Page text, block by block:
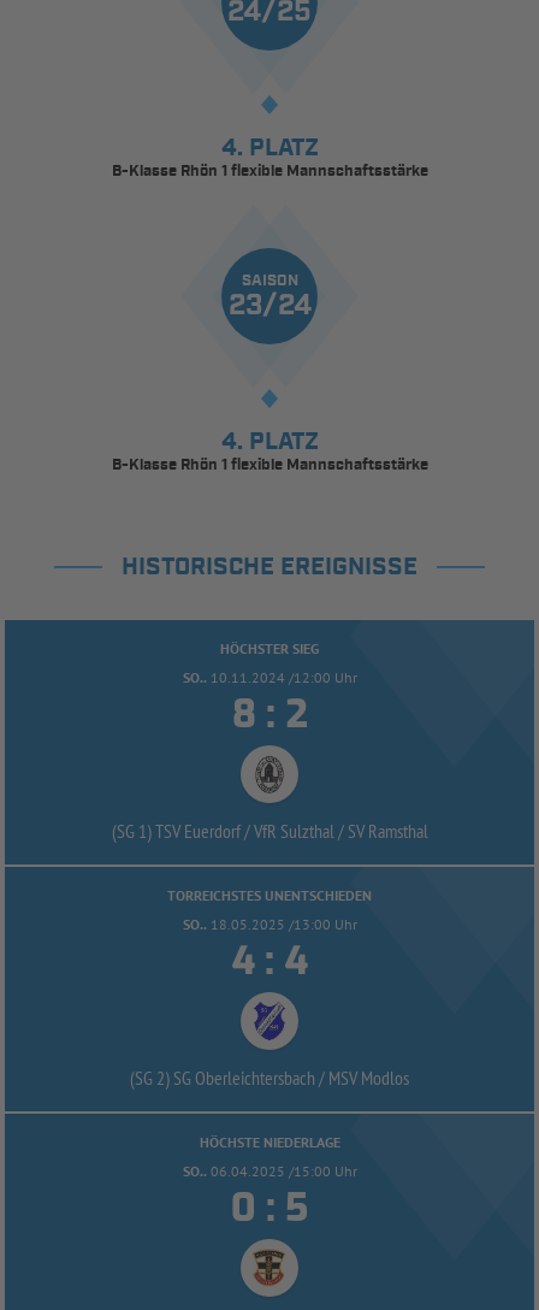
24/25
4. PLATZ
B-Klasse Rhön 1 flexible Mannschaftsstärke
SAISON
23/24
4. PLATZ
B-Klasse Rhön 1 flexible Mannschaftsstärke
HISTORISCHE EREIGNISSE
HÖCHSTER SIEG
SO.. 10.11.2024 /12:00 Uhr
 : 
(SG 1) TSV Euerdorf /VfR Sulzthal /SV Ramsthal
TORREICHSTES UNENTSCHIEDEN
SO.. 18.05.2025 /13:00 Uhr
 : 
(SG 2) SG Oberleichtersbach / MSV Modlos
HÖCHSTE NIEDERLAGE
SO.. 06.04.2025 /15:00 Uhr
 : 